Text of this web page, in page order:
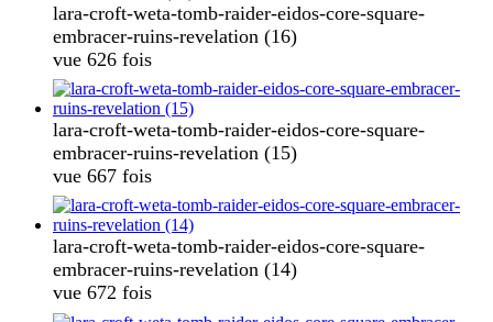
lara-croft-weta-tomb-raider-eidos-core-square-
embracer-ruins-revelation (16)
vue 626 fois
lara-croft-weta-tomb-raider-eidos-core-square-
embracer-ruins-revelation (15)
vue 667 fois
lara-croft-weta-tomb-raider-eidos-core-square-
embracer-ruins-revelation (14)
vue 672 fois